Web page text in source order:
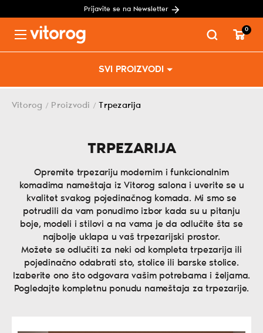
Prijavite se na Newsletter
SVI PROIZVODI
0
Vitorog / Proizvodi / Trpezarija
TRPEZARIJA
Opremite trpezariju modernim i funkcionalnim
komadima nameštaja iz Vitorog salona i uverite se u
kvalitet svakog pojedinačnog komada. Mi smo se
potrudili da vam ponudimo izbor kada su u pitanju
boje, modeli i stilovi a na vama je da odlučite šta se
najbolje uklapa u vaš trpezarijski prostor.
Možete se odlučiti za neki od kompleta trpezarija ili
pojedinačno odabrati sto, stolice ili barske stolice.
Izaberite ono što odgovara vašim potrebama i željama.
Pogledajte kompletnu ponudu nameštaja za trpezarije.